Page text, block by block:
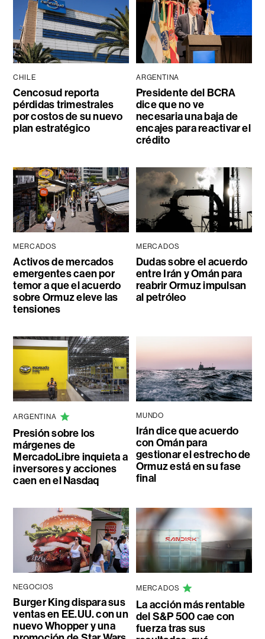
CHILE
Cencosud reporta
pérdidas trimestrales
por costos de su nuevo
plan estratégico
ARGENTINA
Presidente del BCRA
dice que no ve
necesaria una baja de
encajes para reactivar el
crédito
MERCADOS
Activos de mercados
emergentes caen por
temor a que el acuerdo
sobre Ormuz eleve las
tensiones
MERCADOS
Dudas sobre el acuerdo
entre Irán y Omán para
reabrir Ormuz impulsan
al petróleo
ARGENTINA
Presión sobre los
márgenes de
MercadoLibre inquieta a
inversores y acciones
caen en el Nasdaq
MUNDO
Irán dice que acuerdo
con Omán para
gestionar el estrecho de
Ormuz está en su fase
final
NEGOCIOS
Burger King dispara sus
ventas en EE.UU. con un
nuevo Whopper y una
MERCADOS
La acción más rentable
del S&P 500 cae con
fuerza tras sus